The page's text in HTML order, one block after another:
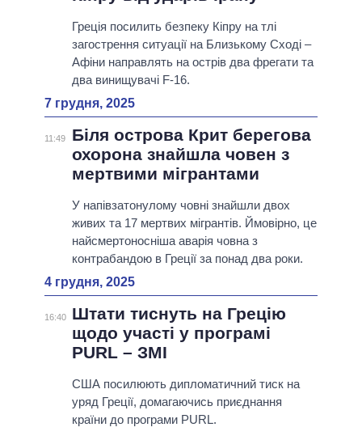
Греція посилить безпеку Кіпру на тлі
загострення ситуації на Близькому Сході –
Афіни направлять на острів два фрегати та
два винищувачі F-16.
7 грудня, 2025
11:49
Біля острова Крит берегова
охорона знайшла човен з
мертвими мігрантами
У напівзатонулому човні знайшли двох
живих та 17 мертвих мігрантів. Ймовірно, це
найсмертоносніша аварія човна з
контрабандою в Греції за понад два роки.
4 грудня, 2025
16:40
Штати тиснуть на Грецію
щодо участі у програмі
PURL – ЗМІ
США посилюють дипломатичний тиск на
уряд Греції, домагаючись приєднання
країни до програми PURL.